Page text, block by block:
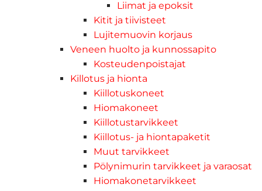
Liimat ja epoksit
Kitit ja tiivisteet
Lujitemuovin korjaus
Veneen huolto ja kunnossapito
Kosteudenpoistajat
Killotus ja hionta
Kiillotuskoneet
Hiomakoneet
Kiillotustarvikkeet
Kiillotus- ja hiontapaketit
Muut tarvikkeet
Pölynimurin tarvikkeet ja varaosat
Hiomakonetarvikkeet